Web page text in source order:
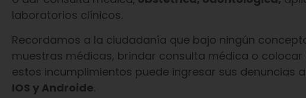
laboratorios clínicos.
Recordamos a la ciudadanía que bajo ningún
muestras médicas, brindar consulta médica o
estos incumplimientos puede ingresar sus denuncias
IOS y Androide.